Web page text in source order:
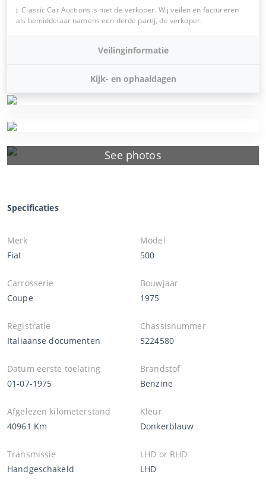
See photos
Classic Car Auctions is niet de verkoper. Wij veilen en factureren
als bemiddelaar namens een derde partij, de verkoper.
Veilinginformatie
Kijk- en ophaaldagen
Specificaties
Merk
Fiat
Model
500
Carrosserie
Coupe
Bouwjaar
1975
Registratie
Italiaanse documenten
Chassisnummer
5224580
Datum eerste toelating
01-07-1975
Brandstof
Benzine
Afgelezen kilometerstand
40961 Km
Kleur
Donkerblauw
Transmissie
Handgeschakeld
LHD or RHD
LHD